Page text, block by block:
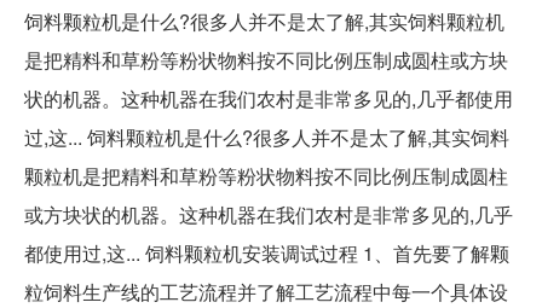
饲料颗粒机是什么?很多人并不是太了解,其实饲料颗粒机
是把精料和草粉等粉状物料按不同比例压制成圆柱或方块
状的机器。这种机器在我们农村是非常多见的,几乎都使用
过,这... 饲料颗粒机是什么?很多人并不是太了解,其实饲料
颗粒机是把精料和草粉等粉状物料按不同比例压制成圆柱
或方块状的机器。这种机器在我们农村是非常多见的,几乎
都使用过,这... 饲料颗粒机安装调试过程 1、首先要了解颗
粒饲料生产线的工艺流程并了解工艺流程中每一个具体设